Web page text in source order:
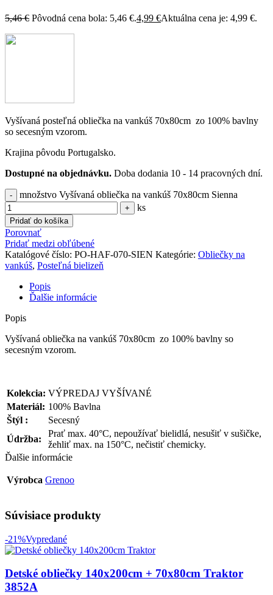
5,46€ Pôvodná cena bola: 5,46 €.4,99 €Aktuálna cena je: 4,99 €.
Vyšívaná posteľná obliečka na vankúš 70x80cm zo 100% bavlny
so secesným vzorom.
Krajina pôvodu Portugalsko.
Dostupné na objednávku. Doba dodania 10 - 14 pracovných dní.
množstvo Vyšívaná obliečka na vankúš 70x80cm Sienna
ks
Pridať do košíka
Porovnať
Pridať medzi obľúbené
Katalógové číslo: PO-HAF-070-SIEN Kategórie: Obliečky na
vankúš, Posteľná bielizeň
Popis
Ďalšie informácie
Popis
Vyšívaná obliečka na vankúš 70x80cm zo 100% bavlny so
secesným vzorom.
Kolekcia: VÝPREDAJ VYŠÍVANÉ
Materiál: 100% Bavlna
Štýl :
Secesný
Údržba:
Prať max. 40°C, nepoužívať bielidlá, nesušiť v sušičke,
žehliť max. na 150°C, nečistiť chemicky.
Ďalšie informácie
Výrobca Grenoo
Súvisiace produkty
-21%Vypredané
Detské obliečky 140x200cm + 70x80cm Traktor
3852A